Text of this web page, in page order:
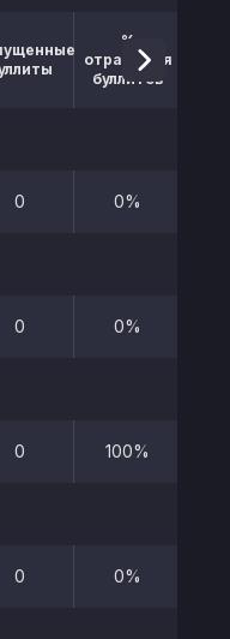
%
отражения
буллитов
0 0%
0 0%
0 100%
0 0%